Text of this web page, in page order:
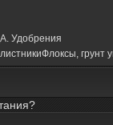
Удобрения
грунт